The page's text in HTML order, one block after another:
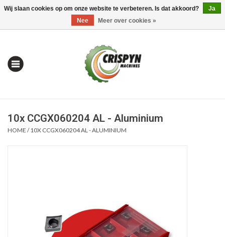
0 Artikelen - €0,00 Mijn account / Registreren
Alles om te Boren |
10x CCGX060204 AL - Aluminium
HOME /10X CCGX060204 AL - ALUMINIUM
Wij slaan cookies op om onze website te verbeteren. Is dat akkoord?
Ja
Nee
Meer over cookies »